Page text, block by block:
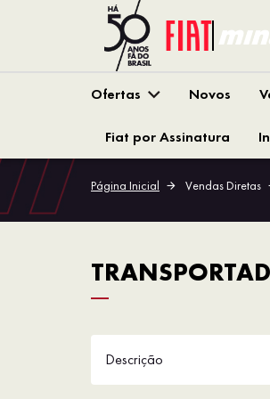
Ofertas Novos
Fiat por Assinatura
Página Inicial Vendas Diretas
Descrição